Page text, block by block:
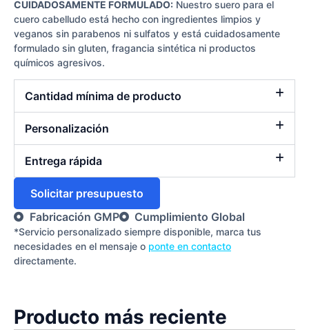
CUIDADOSAMENTE FORMULADO: Nuestro suero para el
cuero cabelludo está hecho con ingredientes limpios y
veganos sin parabenos ni sulfatos y está cuidadosamente
formulado sin gluten, fragancia sintética ni productos
químicos agresivos.
Cantidad mínima de producto
Personalización
Entrega rápida
Solicitar presupuesto
Fabricación GMP
Cumplimiento Global
*Servicio personalizado siempre disponible, marca tus
necesidades en el mensaje o ponte en contacto
directamente.
Producto más reciente